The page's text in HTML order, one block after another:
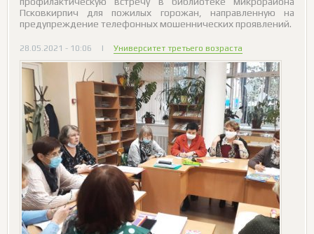
Псковкирпич для пожилых горожан, направленную на
предупреждение телефонных мошеннических проявлений.
28.05.2021 - 10:06 | Университет третьего возраста